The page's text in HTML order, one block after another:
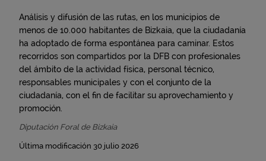
Análisis y difusión de las rutas, en los municipios de
menos de 10.000 habitantes de Bizkaia, que la ciudadanía
ha adoptado de forma espontánea para caminar. Estos
recorridos son compartidos por la DFB con profesionales
del ámbito de la actividad física, personal técnico,
responsables municipales y con el conjunto de la
ciudadanía, con el fin de facilitar su aprovechamiento y
promoción.
Diputación Foral de Bizkaia
Última modificación 30 julio 2026